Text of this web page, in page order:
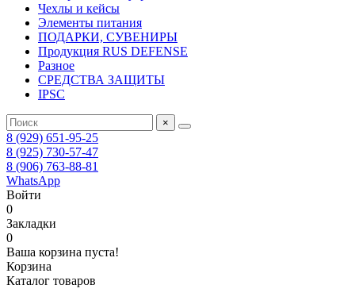
Чехлы и кейсы
Элементы питания
ПОДАРКИ, СУВЕНИРЫ
Продукция RUS DEFENSE
Разное
СРЕДСТВА ЗАЩИТЫ
IPSC
×
8 (929) 651-95-25
8 (925) 730-57-47
8 (906) 763-88-81
WhatsApp
Войти
0
Закладки
0
Ваша корзина пуста!
Корзина
Каталог товаров